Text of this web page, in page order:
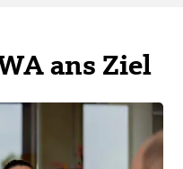
ans Ziel